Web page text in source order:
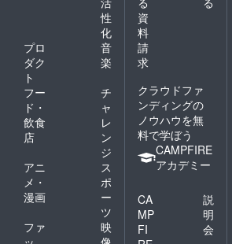
性
化
プロ
ダク
ト
音
楽
フー
ド・
飲食
店
チ
ャ
レ
ン
ジ
アニ
メ・
漫画
ス
ポ
ー
ツ
ファ
映
資
料
請
求
クラウドファ
ンディングの
ノウハウを無
料で学ぼう
CAMPFIRE
アカデミー
CA
MP
FI
説
明
会